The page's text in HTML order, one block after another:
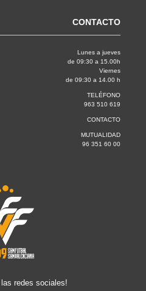
CONTACTO
Lunes a jueves
de 09:30 a 15.00h
Viernes
de 09:30 a 14.00 h
TELÉFONO
963 510 619
CONTACTO
MUTUALIDAD
96 351 60 00
las redes sociales!